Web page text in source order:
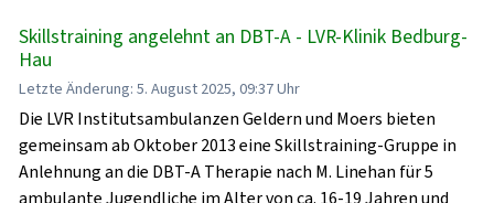
Skillstraining angelehnt an DBT-A - LVR-Klinik Bedburg-
Hau
Letzte Änderung: 5. August 2025, 09:37 Uhr
Die LVR Institutsambulanzen Geldern und Moers bieten
gemeinsam ab Oktober 2013 eine Skillstraining-Gruppe in
Anlehnung an die DBT-A Therapie nach M. Linehan für 5
ambulante Jugendliche im Alter von ca. 16-19 Jahren und